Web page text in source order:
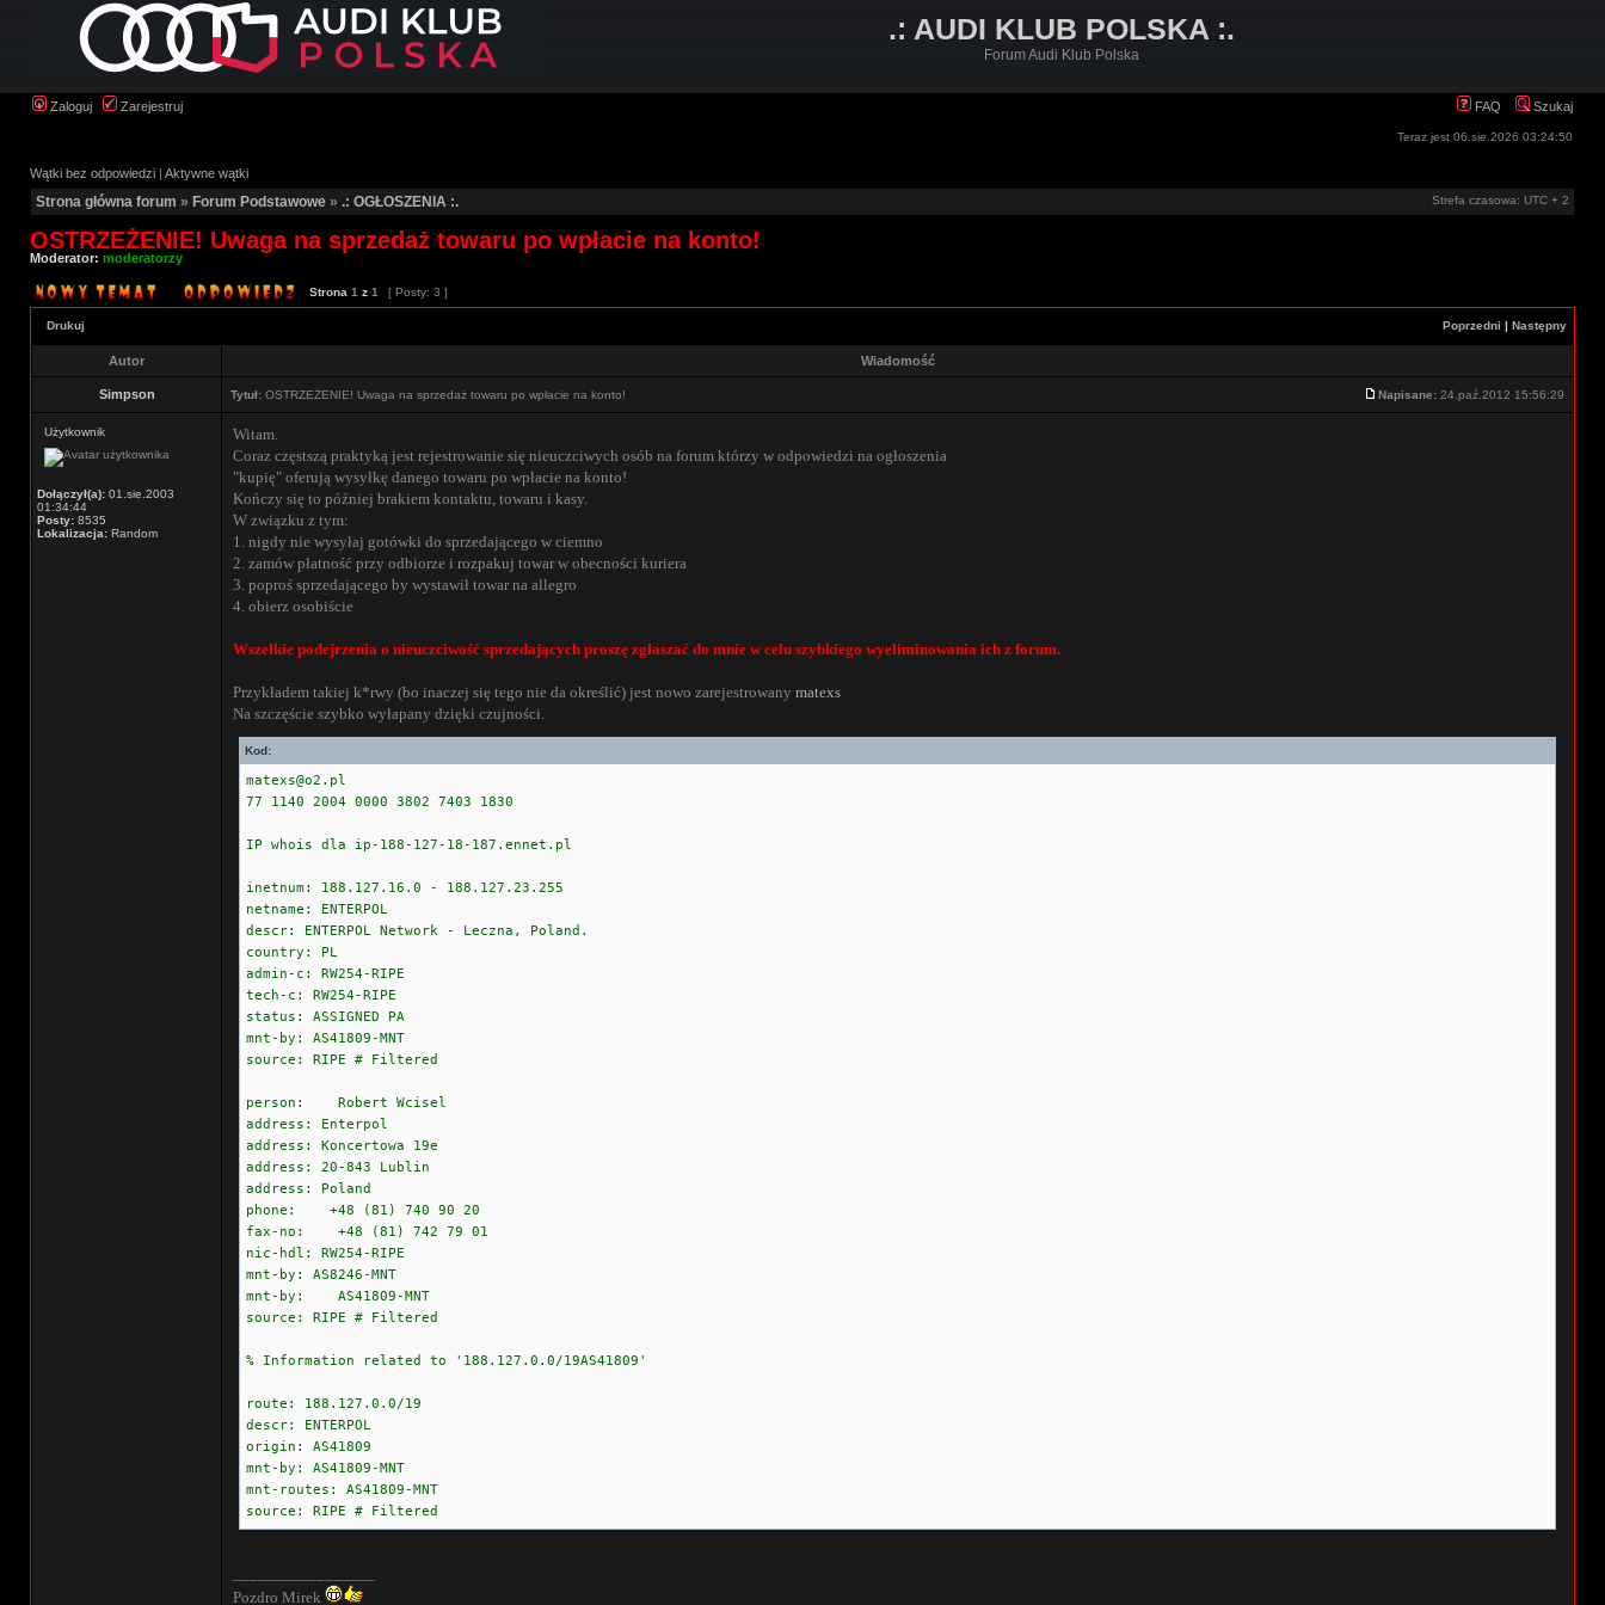
.: AUDI KLUB POLSKA :.
Forum Audi Klub Polska
Zaloguj Zarejestruj FAQ Szukaj
Teraz jest 06.sie.2026 03:24:50
Wątki bez odpowiedzi | Aktywne wątki
Strona główna forum » Forum Podstawowe » .: OGŁOSZENIA :. Strefa czasowa: UTC + 2
OSTRZEŻENIE! Uwaga na sprzedaż towaru po wpłacie na konto!
Moderator: moderatorzy
Strona 1 z 1 [ Posty: 3 ]
Drukuj Poprzedni | Następny
Autor Wiadomość
Simpson Tytuł: OSTRZEŻENIE! Uwaga na sprzedaż towaru po wpłacie na konto! Napisane: 24.paź.2012 15:56:29
Użytkownik
Dołączył(a): 01.sie.2003
01:34:44
Posty: 8535
Lokalizacja: Random
Witam.
Coraz częstszą praktyką jest rejestrowanie się nieuczciwych osób na forum którzy w odpowiedzi na ogłoszenia
"kupię" oferują wysyłkę danego towaru po wpłacie na konto!
Kończy się to później brakiem kontaktu, towaru i kasy.
W związku z tym:
1. nigdy nie wysyłaj gotówki do sprzedającego w ciemno
2. zamów płatność przy odbiorze i rozpakuj towar w obecności kuriera
3. poproś sprzedającego by wystawił towar na allegro
4. obierz osobiście
Wszelkie podejrzenia o nieuczciwość sprzedających proszę zgłaszać do mnie w celu szybkiego wyeliminowania ich z forum.
Przykładem takiej k*rwy (bo inaczej się tego nie da określić) jest nowo zarejestrowany matexs
Na szczęście szybko wyłapany dzięki czujności.
Kod:
matexs@o2.pl
77 1140 2004 0000 3802 7403 1830
IP whois dla ip-188-127-18-187.ennet.pl
inetnum: 188.127.16.0 - 188.127.23.255
netname: ENTERPOL
descr: ENTERPOL Network - Leczna, Poland.
country: PL
admin-c: RW254-RIPE
tech-c: RW254-RIPE
status: ASSIGNED PA
mnt-by: AS41809-MNT
source: RIPE # Filtered
person: Robert Wcisel
address: Enterpol
address: Koncertowa 19e
address: 20-843 Lublin
address: Poland
phone: +48 (81) 740 90 20
fax-no: +48 (81) 742 79 01
nic-hdl: RW254-RIPE
mnt-by: AS8246-MNT
mnt-by: AS41809-MNT
source: RIPE # Filtered
% Information related to '188.127.0.0/19AS41809'
route: 188.127.0.0/19
descr: ENTERPOL
origin: AS41809
mnt-by: AS41809-MNT
mnt-routes: AS41809-MNT
source: RIPE # Filtered
Pozdro Mirek